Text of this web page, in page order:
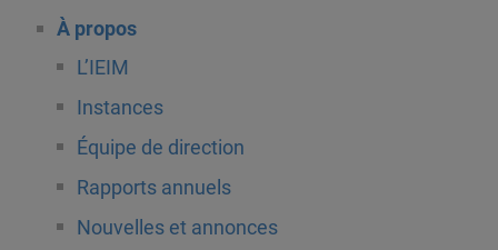
À propos
L’IEIM
Instances
Équipe de direction
Rapports annuels
Nouvelles et annonces